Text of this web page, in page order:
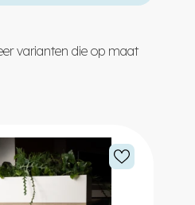
varianten die op maat